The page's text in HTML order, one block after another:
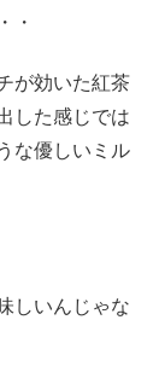
・
が効いた紅茶
した感じでは
な優しいミル
しいんじゃな